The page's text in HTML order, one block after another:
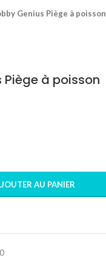
Genius Piège à poisson
Piège à poisson
AU PANIER